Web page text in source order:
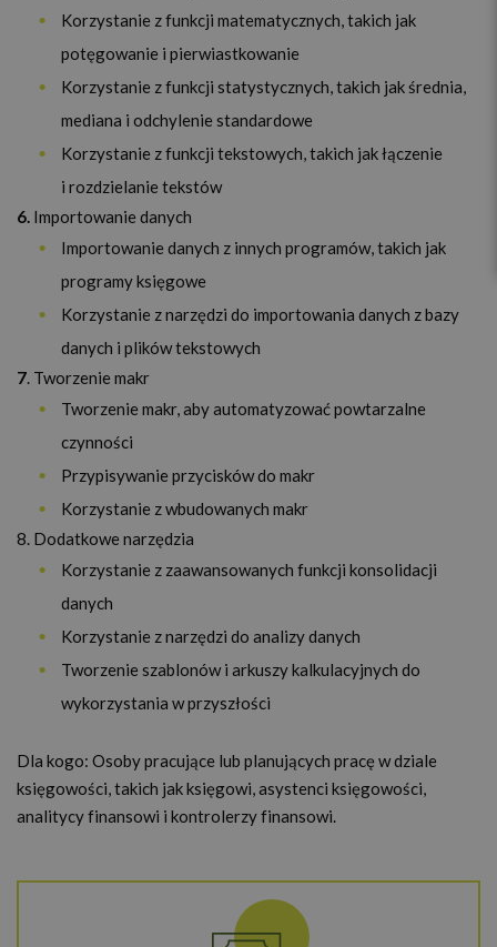
Korzystanie z funkcji matematycznych, takich jak
potęgowanie i pierwiastkowanie
Korzystanie z funkcji statystycznych, takich jak średnia,
mediana i odchylenie standardowe
Korzystanie z funkcji tekstowych, takich jak łączenie
i rozdzielanie tekstów
6. Importowanie danych
Importowanie danych z innych programów, takich jak
programy księgowe
Korzystanie z narzędzi do importowania danych z bazy
danych i plików tekstowych
7. Tworzenie makr
Tworzenie makr, aby automatyzować powtarzalne
czynności
Przypisywanie przycisków do makr
Korzystanie z wbudowanych makr
8. Dodatkowe narzędzia
Korzystanie z zaawansowanych funkcji konsolidacji
danych
Korzystanie z narzędzi do analizy danych
Tworzenie szablonów i arkuszy kalkulacyjnych do
wykorzystania w przyszłości
Dla kogo: Osoby pracujące lub planujących pracę w dziale
księgowości, takich jak księgowi, asystenci księgowości,
analitycy finansowi i kontrolerzy finansowi.